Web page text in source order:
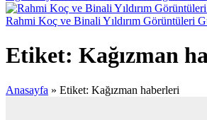
Rahmi Koç ve Binali Yıldırım Görüntüleri
Etiket: Kağızman
Anasayfa » Etiket: Kağızman haberleri